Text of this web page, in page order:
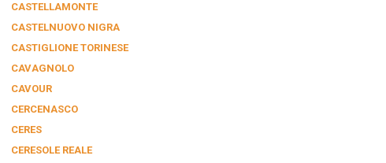
CASTELLAMONTE
CASTELNUOVO NIGRA
CASTIGLIONE TORINESE
CAVAGNOLO
CAVOUR
CERCENASCO
CERES
CERESOLE REALE